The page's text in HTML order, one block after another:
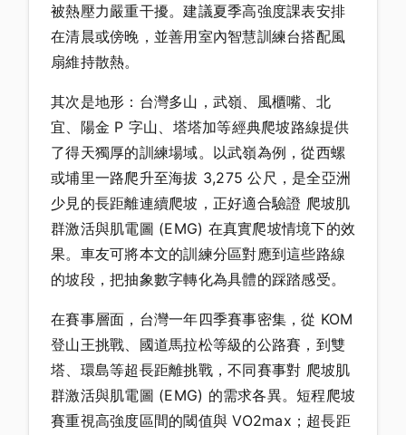
被熱壓力嚴重干擾。建議夏季高強度課表安排
在清晨或傍晚，並善用室內智慧訓練台搭配風
扇維持散熱。
其次是地形：台灣多山，武嶺、風櫃嘴、北
宜、陽金 P 字山、塔塔加等經典爬坡路線提供
了得天獨厚的訓練場域。以武嶺為例，從西螺
或埔里一路爬升至海拔 3,275 公尺，是全亞洲
少見的長距離連續爬坡，正好適合驗證 爬坡肌
群激活與肌電圖 (EMG) 在真實爬坡情境下的效
果。車友可將本文的訓練分區對應到這些路線
的坡段，把抽象數字轉化為具體的踩踏感受。
在賽事層面，台灣一年四季賽事密集，從 KOM
登山王挑戰、國道馬拉松等級的公路賽，到雙
塔、環島等超長距離挑戰，不同賽事對 爬坡肌
群激活與肌電圖 (EMG) 的需求各異。短程爬坡
賽重視高強度區間的閾值與 VO2max；超長距